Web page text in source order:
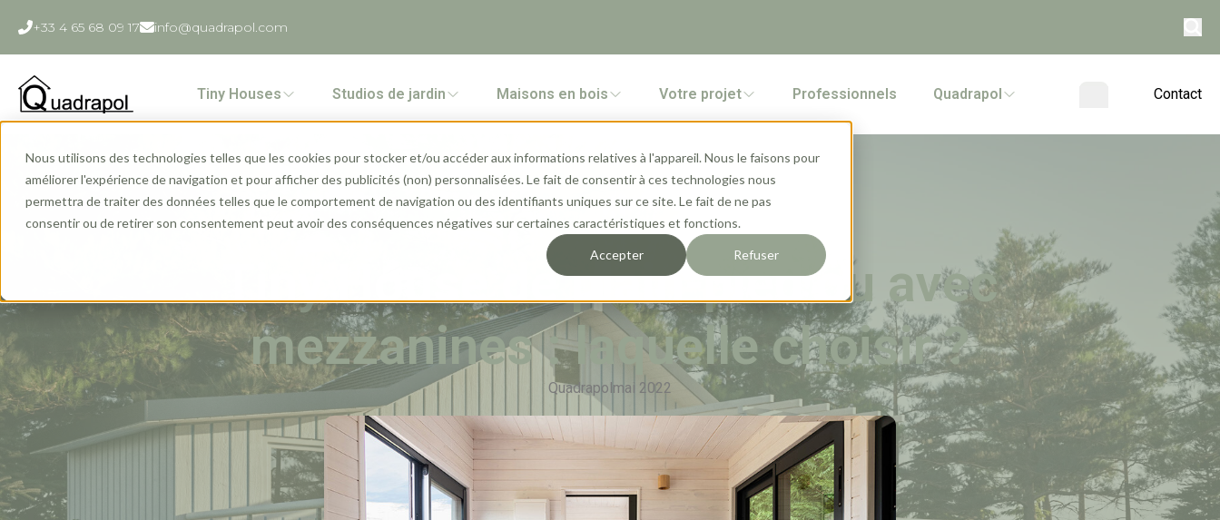
Nous utilisons des technologies telles que les cookies pour stocker et/ou accéder aux informations relatives à l'appareil. Nous le faisons pour
améliorer l'expérience de navigation et pour afficher des publicités (non) personnalisées. Le fait de consentir à ces technologies nous
permettra de traiter des données telles que le comportement de navigation ou des identifiants uniques sur ce site. Le fait de ne pas
consentir ou de retirer son consentement peut avoir des conséquences négatives sur certaines caractéristiques et fonctions.
Accepter Refuser
+33 4 65 68 09 17 info@quadrapol.com
Tiny Houses Studios de jardin Maisons en bois Votre projet Professionnels Quadrapol Contact
Tiny House de plain-pied ou avec
mezzanines : laquelle choisir ?
Quadrapolmai 2022